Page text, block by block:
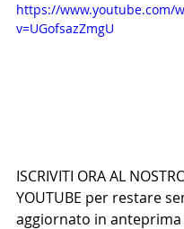
https://www.youtube.com/
v=UGofsazZmgU
ISCRIVITI ORA AL
YOUTUBE per restare
aggiornato in